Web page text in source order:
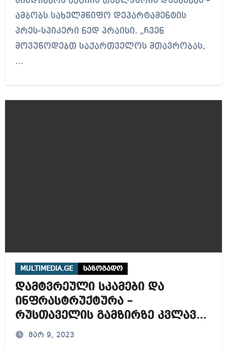
ამბობს სახელმწიფო დეპარტამენტის
პრეს-სპიკერი ნედ პრაისი. „ჩვენ
მოვუწოდებთ საქართველოს მთავრობას,
…
MULTIMEDIA.GE საზოგადო
დამტვრეული სკამები და
ინფრასტრუქტურა –
რუსთაველის გამზირზე კვლავ
გრძელდება აქციის დაშლა
მარ 9, 2023